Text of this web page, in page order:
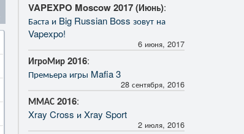
VAPEXPO Moscow 2017 (Июнь):
Баста и Big Russian Boss зовут на
Vapexpo!
6 июня, 2017
ИгроМир 2016:
Премьера игры Mafia 3
28 сентября, 2016
ММАС 2016:
Xray Cross и Xray Sport
2 июля, 2016